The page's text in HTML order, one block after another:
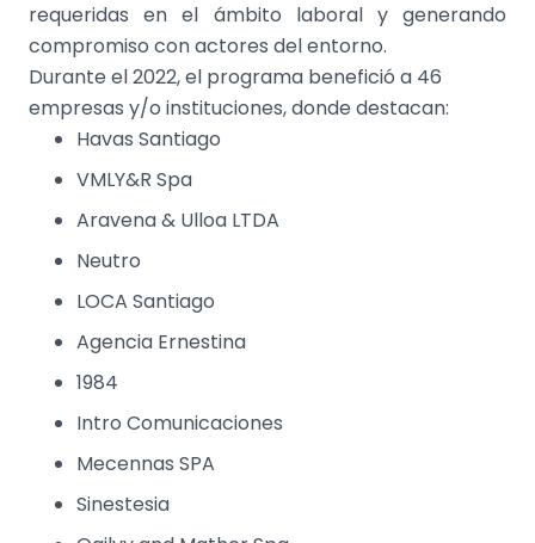
requeridas en el ámbito laboral y generando
compromiso con actores del entorno.
Durante el 2022, el programa benefició a 46
empresas y/o instituciones, donde destacan:
Havas Santiago
VMLY&R Spa
Aravena & Ulloa LTDA
Neutro
LOCA Santiago
Agencia Ernestina
1984
Intro Comunicaciones
Mecennas SPA
Sinestesia